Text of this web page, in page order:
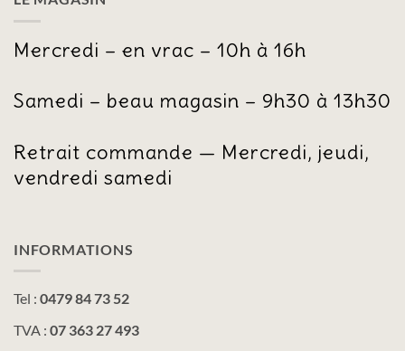
Mercredi – en vrac – 10h à 16h
Samedi – beau magasin – 9h30 à 13h30
Retrait commande — Mercredi, jeudi,
vendredi samedi
INFORMATIONS
Tel : 0479 84 73 52
TVA : 07 363 27 493